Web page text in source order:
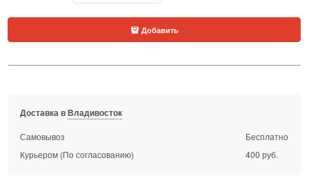
Добавить
Доставка вВладивосток
Самовывоз
Бесплатно
Курьером (По согласованию) 400 руб.